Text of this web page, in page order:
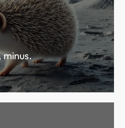
minus.